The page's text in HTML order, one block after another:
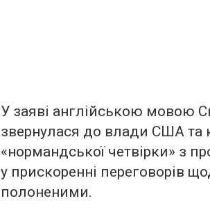
У заяві англійською мовою
звернулася до влади США та
«нормандської четвірки» з
у прискоренні переговорів
полоненими.